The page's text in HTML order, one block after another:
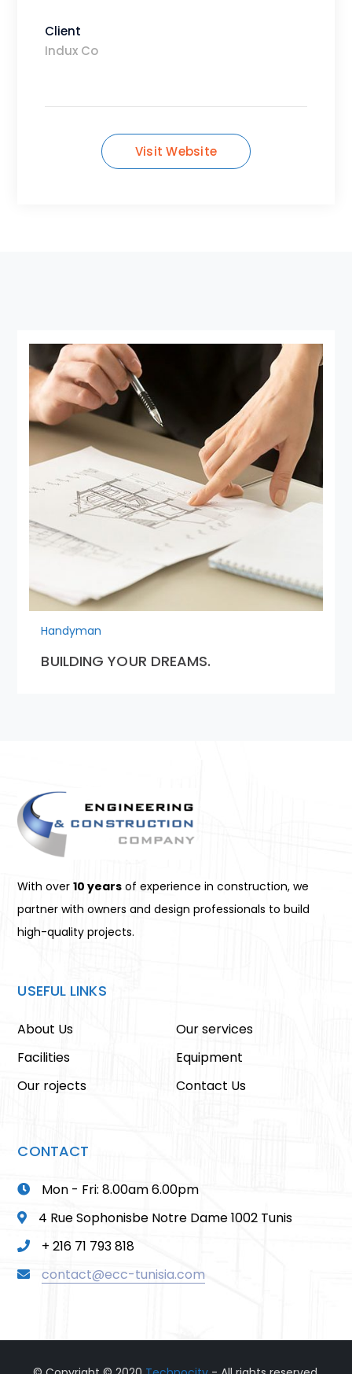
Client
Indux Co
Visit Website
Handyman
BUILDING YOUR DREAMS.
With over10 years of experience in construction, we
partner with owners and design professionals to build
high-quality projects.
USEFUL LINKS
About Us
Our services
Facilities
Equipment
Our rojects
Contact Us
CONTACT
Mon - Fri: 8.00am 6.00pm
4 Rue Sophonisbe Notre Dame 1002 Tunis
+ 216 71 793 818
contact@ecc-tunisia.com